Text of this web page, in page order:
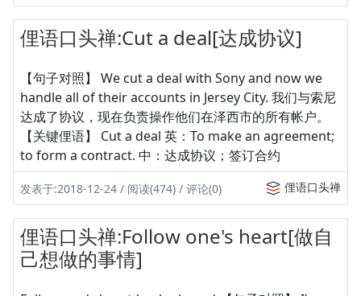
俚语口头禅:Cut a deal[达成协议]
【句子对照】 We cut a deal with Sony and now we
handle all of their accounts in Jersey City. 我们与索尼
达成了协议，现在负责操作他们在泽西市的所有帐户。
【关键俚语】 Cut a deal 英：To make an agreement;
to form a contract. 中：达成协议；签订合约
发表于:2018-12-24 / 阅读(474) / 评论(0) 俚语口头禅
俚语口头禅:Follow one's heart[做自
己想做的事情]